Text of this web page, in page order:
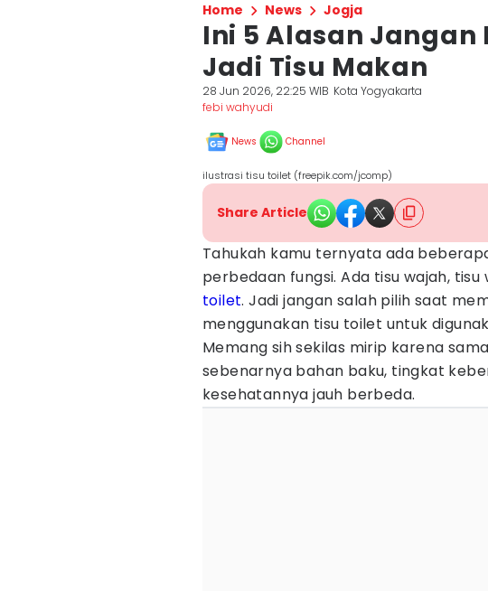
Home News Jogja
Ini 5 Alasan Jangan
Jadi Tisu Makan
28 Jun 2026, 22:25 WIB Kota Yogyakarta
febi wahyudi
News Channel
ilustrasi tisu toilet (freepik.com/jcomp)
Share Article
Tahukah kamu ternyata ada
perbedaan fungsi. Ada tisu wajah, tisu
toilet. Jadi jangan salah pilih saat
menggunakan tisu toilet untuk
Memang sih sekilas mirip karena
sebenarnya bahan baku, tingkat
kesehatannya jauh berbeda.